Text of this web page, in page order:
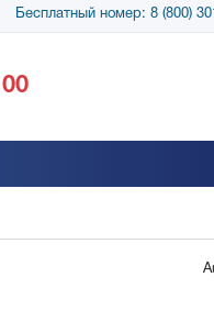
Бесплатный номер: 8 (800)
SnapGene...